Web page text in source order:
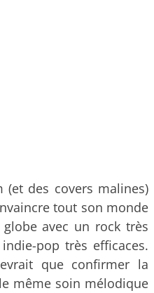
(et des covers malines)
tout son monde
avec un rock très
pop très efficaces.
que confirmer la
même soin mélodique